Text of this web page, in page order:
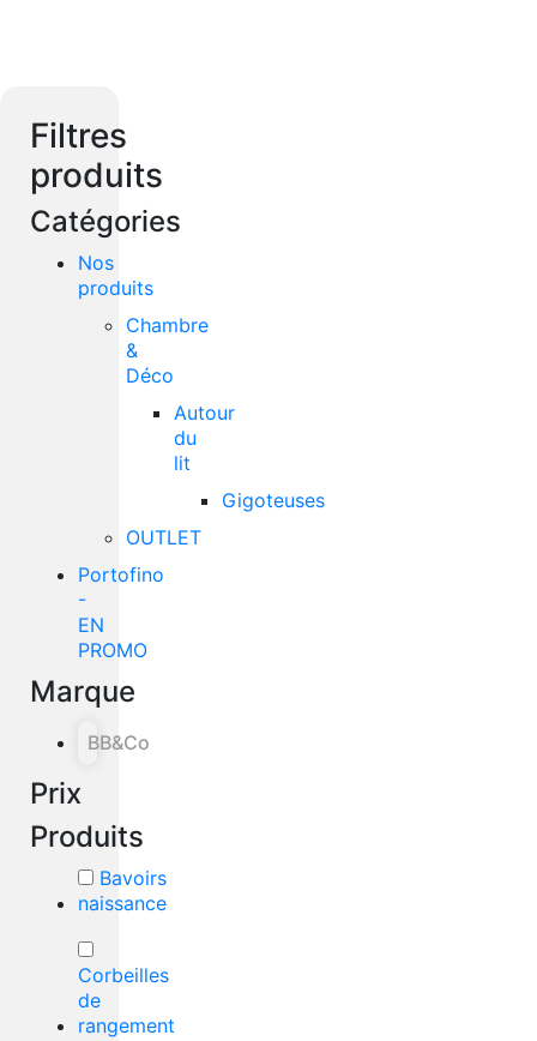
Filtres
produits
Catégories
Nos
produits
Chambre
&
Déco
Autour
du
lit
Gigoteuses
OUTLET
Portofino
-
EN
PROMO
Marque
BB&Co
Prix
Produits
Bavoirs
naissance
Corbeilles
de
rangement